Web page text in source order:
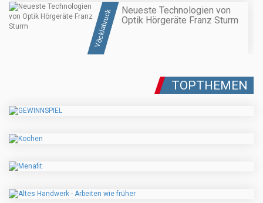
Vöcklabruck
Neueste Technologien von
Optik Hörgeräte Franz Sturm
TOPTHEMEN